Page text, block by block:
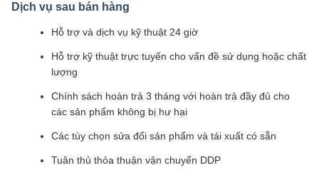
Dịch vụ sau bán hàng
Hỗ trợ và dịch vụ kỹ thuật 24 giờ
Hỗ trợ kỹ thuật trực tuyến cho vấn đề sử dụng hoặc chất
lượng
Chính sách hoàn trả 3 tháng với hoàn trả đầy đủ cho
các sản phẩm không bị hư hại
Các tùy chọn sửa đổi sản phẩm và tái xuất có sẵn
Tuân thủ thỏa thuận vận chuyển DDP